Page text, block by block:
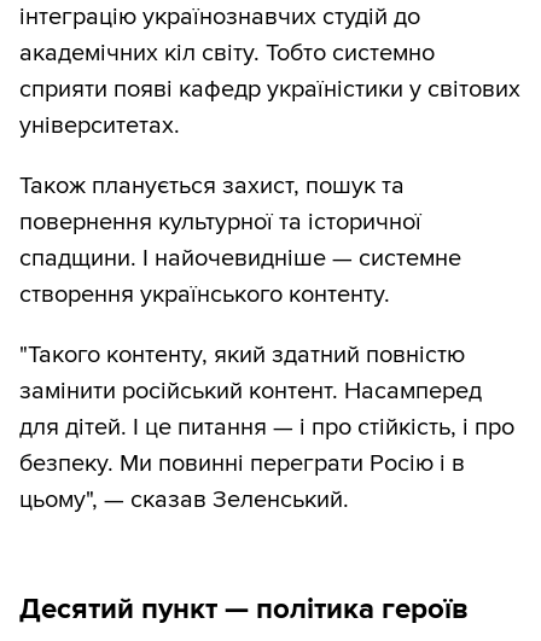
інтеграцію українознавчих студій до
академічних кіл світу. Тобто системно
сприяти появі кафедр україністики у світових
університетах.
Також планується захист, пошук та
повернення культурної та історичної
спадщини. І найочевидніше — системне
створення українського контенту.
"Такого контенту, який здатний повністю
замінити російський контент. Насамперед
для дітей. І це питання — і про стійкість, і про
безпеку. Ми повинні переграти Росію і в
цьому", — сказав Зеленський.
Десятий пункт — політика героїв